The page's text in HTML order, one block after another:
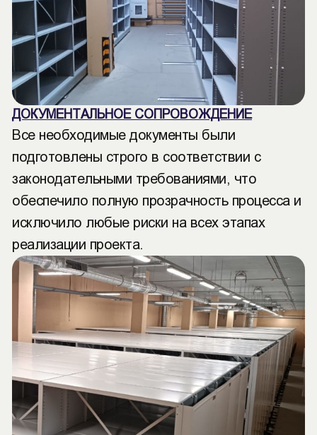
ДОКУМЕНТАЛЬНОЕ СОПРОВОЖДЕНИЕ
Все необходимые документы были
подготовлены строго в соответствии с
законодательными требованиями, что
обеспечило полную прозрачность процесса и
исключило любые риски на всех этапах
реализации проекта.